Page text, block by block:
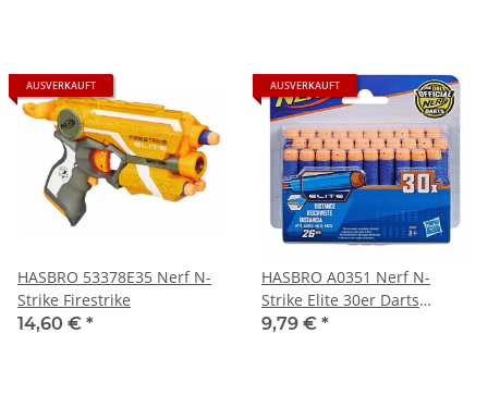
AUSVERKAUFT
HASBRO 53378E35 Nerf N-
Strike Firestrike
14,60 € *
AUSVERKAUFT
HASBRO A0351 Nerf N-
Strike Elite 30er Darts
Nachfüllpack
9,79 € *